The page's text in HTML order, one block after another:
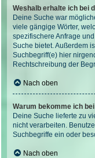
Weshalb erhalte ich bei
Deine Suche war
viele gängige Wörter,
spezifischere Anfrage
Suche bietet. Außerdem
Suchbegriff(e) hier
Rechtschreibung der
Nach oben
Warum bekomme ich
Deine Suche lieferte zu
nicht verarbeiten.
Suchbegriffe ein oder
Nach oben